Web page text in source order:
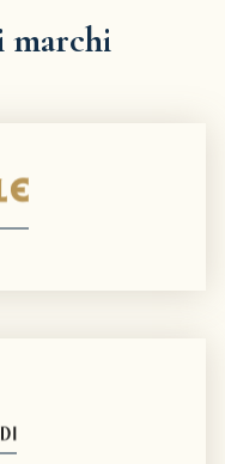
marchi